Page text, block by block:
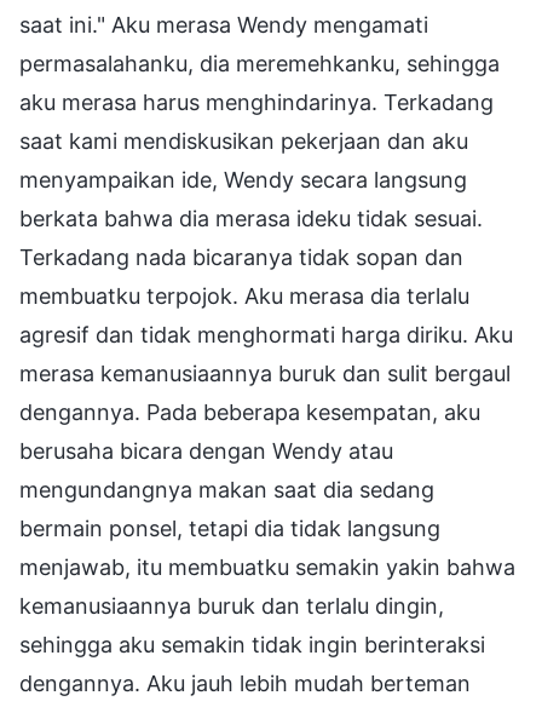
saat ini." Aku merasa Wendy mengamati
permasalahanku, dia meremehkanku, sehingga
aku merasa harus menghindarinya. Terkadang
saat kami mendiskusikan pekerjaan dan aku
menyampaikan ide, Wendy secara langsung
berkata bahwa dia merasa ideku tidak sesuai.
Terkadang nada bicaranya tidak sopan dan
membuatku terpojok. Aku merasa dia terlalu
agresif dan tidak menghormati harga diriku. Aku
merasa kemanusiaannya buruk dan sulit bergaul
dengannya. Pada beberapa kesempatan, aku
berusaha bicara dengan Wendy atau
mengundangnya makan saat dia sedang
bermain ponsel, tetapi dia tidak langsung
menjawab, itu membuatku semakin yakin bahwa
kemanusiaannya buruk dan terlalu dingin,
sehingga aku semakin tidak ingin berinteraksi
dengannya. Aku jauh lebih mudah berteman